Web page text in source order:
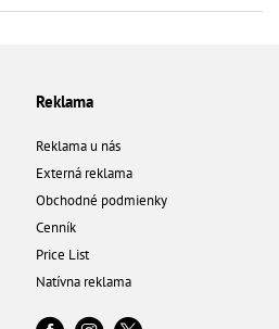
Reklama
Reklama u nás
Externá reklama
Obchodné podmienky
Cenník
Price List
Natívna reklama